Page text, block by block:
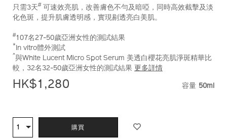
只需3天# 可速效亮肌，改善膚色不勻及暗啞，同時高效截擊及淡
化色斑，提升肌膚透明感，實現剔透亮白美肌。
#107名27-50歲亞洲女性的測試結果
* In vitro體外測試
^與White Lucent Micro Spot Serum 美透白櫻花亮肌淨斑精華比
較，32名32-50歲亞洲女性的測試結果 更多詳情
HK$1,280 容量 50ml
TO
CART
ACTIONS
數1 購買